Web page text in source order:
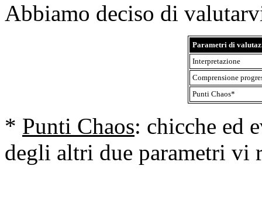
Abbiamo deciso di
Parametri di
Interpretazione
Comprensione
Punti Chaos*
* Punti Chaos: chicche ed
degli altri due parametri vi